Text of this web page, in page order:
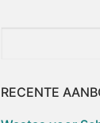
RECENTE